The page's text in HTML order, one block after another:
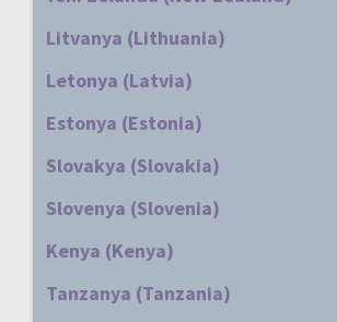
Litvanya (Lithuania)
Letonya (Latvia)
Estonya (Estonia)
Slovakya (Slovakia)
Slovenya (Slovenia)
Kenya (Kenya)
Tanzanya (Tanzania)